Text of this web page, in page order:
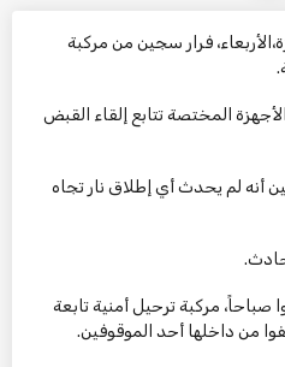
فرار سجين من مركبة
المختصة تتابع إلقاء القبض
أنه لم يحدث أي إطلاق نار تجاه
مركبة ترحيل أمنية تابعة
من داخلها أحد الموقوفين.